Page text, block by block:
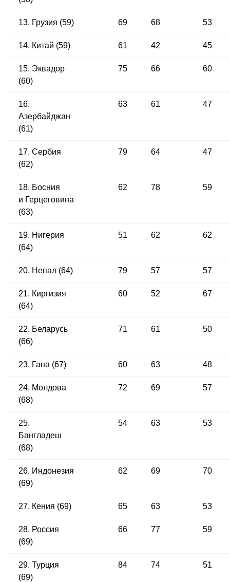
13. Грузия (59) 69 68 53
14. Китай (59) 61 42 45
15. Эквадор
(60)
75 66 60
16.
Азербайджан
(61)
63 61 47
17. Сербия
(62)
79 64 47
18. Босния
и Герцеговина
(63)
62 78 59
19. Нигерия
(64)
51 62 62
20. Непал (64) 79 57 57
21. Киргизия
(64)
60 52 67
22. Беларусь
(66)
71 61 50
23. Гана (67) 60 63 48
24. Молдова
(68)
72 69 57
25.
Бангладеш
(68)
54 63 53
26. Индонезия
(69)
62 69 70
27. Кения (69) 65 63 53
28. Россия
(69)
66 77 59
29. Турция
(69)
84 74 51